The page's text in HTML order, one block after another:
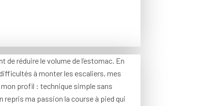
réduire le volume de l’estomac. En
à monter les escaliers, mes
profil : technique simple sans
ma passion la course à pied qui